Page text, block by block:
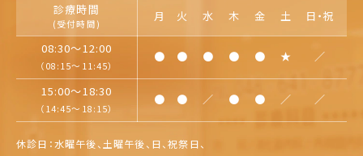
診療時間
(受付時間)
月 火 水 木 金 土 日・祝
08:30～12:00
（08:15～11:45）
● ● ● ● ● ★ ／
15:00～18:30
（14:45～18:15）
● ● ／ ● ● ／ ／
休診日：水曜午後、土曜午後、日、祝祭日、